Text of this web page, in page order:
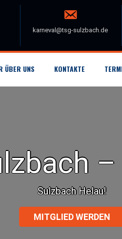
karneval@tsg-sulzbach.de
ÜBER UNS KONTAKTE
Sulzbach Helau!
MITGLIED WERDEN